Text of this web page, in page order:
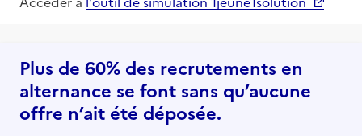
Plus de 60% des recrutements en
alternance se font sans qu’aucune
offre n’ait été déposée.